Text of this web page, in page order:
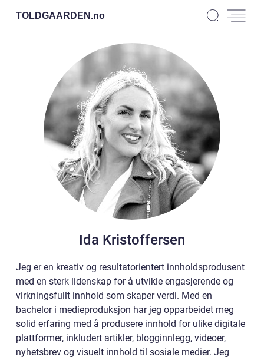
TOLDGAARDEN.no
Ida Kristoffersen
Jeg er en kreativ og resultatorientert innholdsprodusent
med en sterk lidenskap for å utvikle engasjerende og
virkningsfullt innhold som skaper verdi. Med en
bachelor i medieproduksjon har jeg opparbeidet meg
solid erfaring med å produsere innhold for ulike digitale
plattformer, inkludert artikler, blogginnlegg, videoer,
nyhetsbrev og visuelt innhold til sosiale medier. Jeg